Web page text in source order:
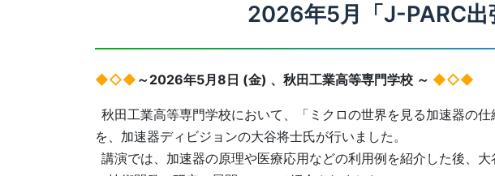
2026年5月「J-PARC出
◆◇◆ ～2026年5月8日 (金) 、秋田工業高等専門学校 ～ ◆◇◆
秋田工業高等専門学校において、「ミクロの世界を見る加速器の
を、加速器ディビジョンの大谷将士氏が行いました。
講演では、加速器の原理や医療応用などの利用例を紹介した後、